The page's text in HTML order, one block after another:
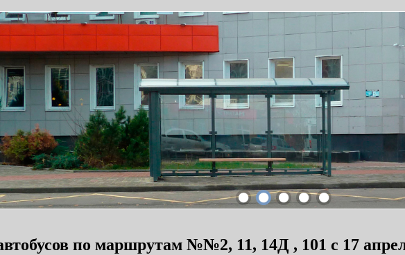
по маршрутам №№2, 11, 14Д , 101 с 17